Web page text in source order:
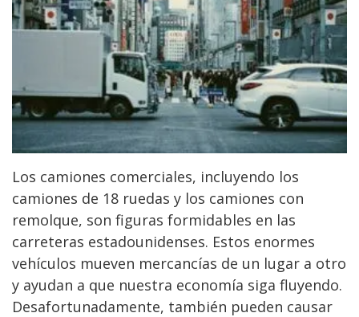
Los camiones comerciales, incluyendo los
camiones de 18 ruedas y los camiones con
remolque, son figuras formidables en las
carreteras estadounidenses. Estos enormes
vehículos mueven mercancías de un lugar a otro
y ayudan a que nuestra economía siga fluyendo.
Desafortunadamente, también pueden causar